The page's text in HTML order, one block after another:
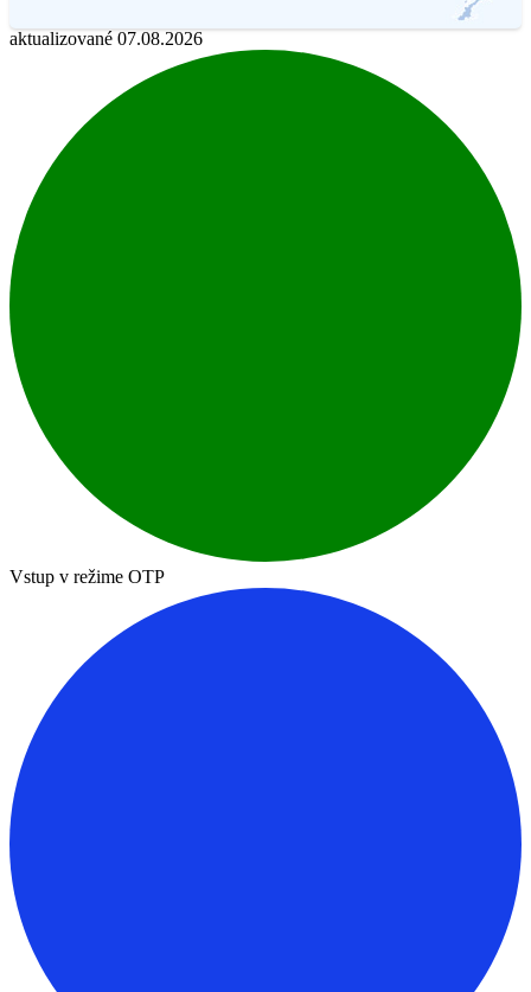
aktualizované 07.08.2026
Vstup v režime OTP